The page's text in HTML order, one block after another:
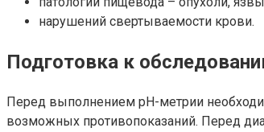
нарушений свертываемости крови.
Подготовка к
Перед выполнением рН-метрии
возможных противопоказаний. Перед